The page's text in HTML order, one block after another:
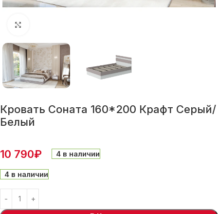
Кровать Соната 160*200 Крафт Серый/
Белый
10 790₽ 4 в наличии
4 в наличии